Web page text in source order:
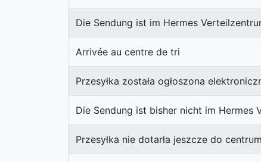
Die Sendung ist im Hermes
Arrivée au centre de tri
Przesyłka została ogłoszona
Die Sendung ist bisher nicht im Hermes
Przesyłka nie dotarła jeszcze do